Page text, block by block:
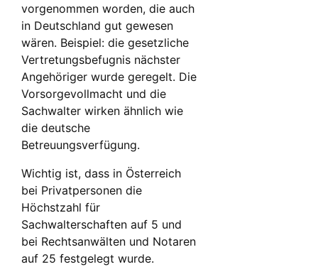
vorgenommen worden, die auch
in Deutschland gut gewesen
wären. Beispiel: die gesetzliche
Vertretungsbefugnis nächster
Angehöriger wurde geregelt. Die
Vorsorgevollmacht und die
Sachwalter wirken ähnlich wie
die deutsche
Betreuungsverfügung.
Wichtig ist, dass in Österreich
bei Privatpersonen die
Höchstzahl für
Sachwalterschaften auf 5 und
bei Rechtsanwälten und Notaren
auf 25 festgelegt wurde.